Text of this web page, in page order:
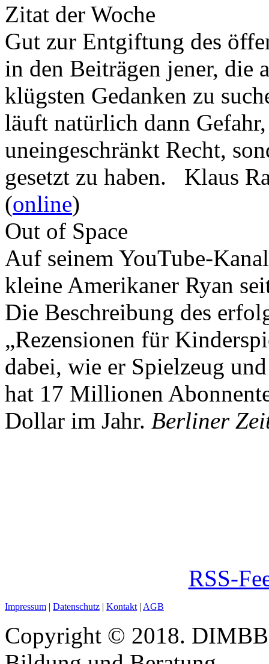
Zitat der Woche
Gut zur Entgiftung des
in den Beiträgen jener, die
klügsten Gedanken zu
läuft natürlich dann
uneingeschränkt Recht,
gesetzt zu haben. Klaus
(online)
Out of Space
Auf seinem YouTube-
kleine Amerikaner Ryan
Die Beschreibung des
„Rezensionen für
dabei, wie er Spielzeug
hat 17 Millionen
Dollar im Jahr. Berliner
RSS-
Impressum | Datenschutz | Kontakt | AGB
Copyright © 2018.